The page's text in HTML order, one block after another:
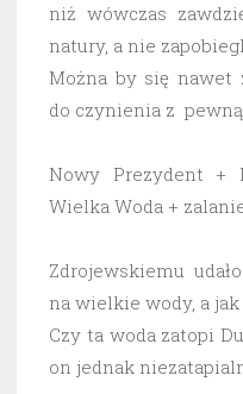
niż wówczas
natury, a nie
Można by się nawet
do czynienia z
Nowy Prezydent +
Wielka Woda +
Zdrojewskiemu
na wielkie wody, a
Czy ta woda zatopi
on jednak